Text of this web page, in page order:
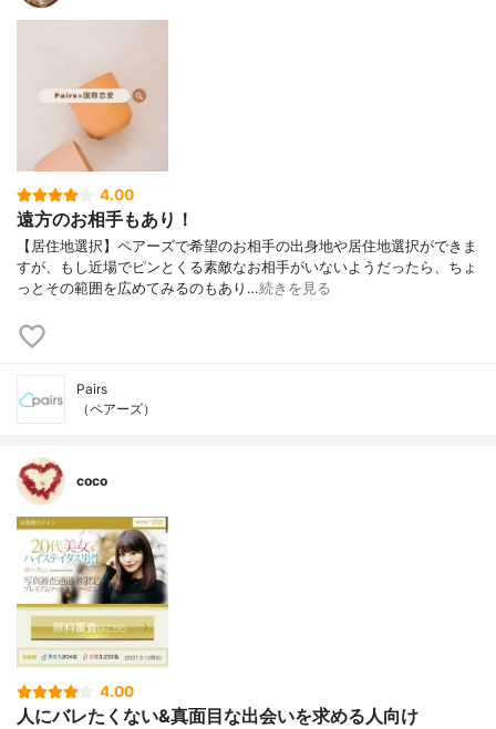
4.00
遠方のお相手もあり！
【居住地選択】ペアーズで希望のお相手の出身地や居住地選択ができま
すが、もし近場でピンとくる素敵なお相手がいないようだったら、ちょ
っとその範囲を広めてみるのもあり…続きを見る
Pairs
（ペアーズ）
coco
4.00
人にバレたくない&真面目な出会いを求める人向け